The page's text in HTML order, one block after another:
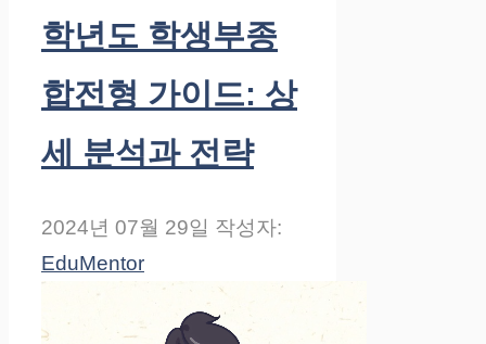
학년도 학생부종
합전형 가이드: 상
세 분석과 전략
2024년 07월 29일 작성자:
EduMentor